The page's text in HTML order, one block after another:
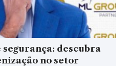
descubra
no setor